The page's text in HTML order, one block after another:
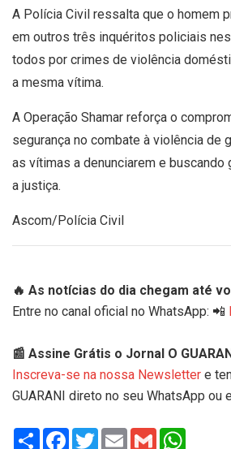
A Polícia Civil ressalta que o homem
em outros três inquéritos policiais
todos por crimes de violência
a mesma vítima.
A Operação Shamar reforça o
segurança no combate à violência de
as vítimas a denunciarem e buscando
a justiça.
Ascom/Polícia Civil
🔥 As notícias do dia chegam até
Entre no canal oficial no WhatsApp: 📲
📰 Assine Grátis o Jornal O
Inscreva-se na nossa Newsletter e
GUARANI direto no seu WhatsApp ou
Share Facebook
TwitterEmail Gmail